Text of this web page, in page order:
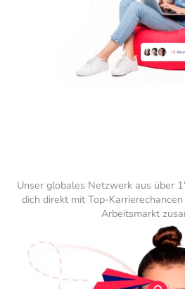
Unser globales Netzwerk aus über
dich direkt mit Top-
Arbeitsmarkt